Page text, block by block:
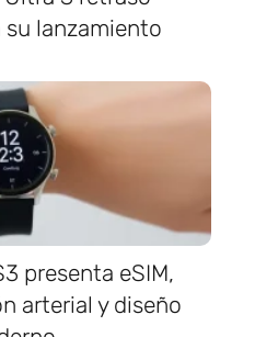
su lanzamiento
presenta eSIM,
arterial y diseño